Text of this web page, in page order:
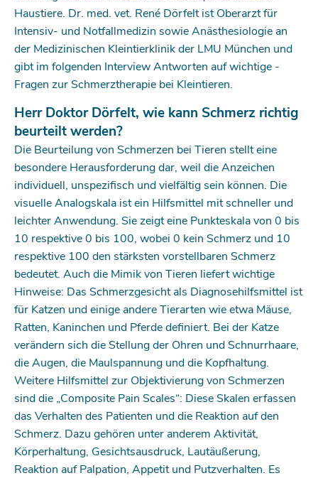
Haustiere. Dr. med. vet. René Dörfelt ist Oberarzt für
Intensiv- und Notfallmedizin sowie Anästhesiologie an
der Medizinischen Kleintierklinik der LMU München und
gibt im folgenden Interview Antworten auf wichtige ­
Fragen zur Schmerztherapie bei Kleintieren.
Herr Doktor Dörfelt, wie kann Schmerz richtig
beurteilt werden?
Die Beurteilung von Schmerzen bei Tieren stellt eine
besondere Herausforderung dar, weil die Anzeichen
individuell, unspezifisch und vielfältig sein können. Die
visuelle Analogskala ist ein Hilfsmittel mit schneller und
leichter Anwendung. Sie zeigt eine Punkteskala von 0 bis
10 respektive 0 bis 100, wobei 0 kein Schmerz und 10
respek­tive 100 den stärksten vorstellbaren Schmerz
bedeutet. Auch die Mimik von Tieren liefert wichtige
Hinweise: Das Schmerzgesicht als Diagnosehilfsmittel ist
für Katzen und einige andere Tierarten wie etwa Mäuse,
Ratten, Kaninchen und Pferde definiert. Bei der Katze
verändern sich die Stellung der Ohren und Schnurrhaare,
die Augen, die Maulspannung und die Kopfhaltung.
Weitere Hilfsmittel zur Objektivierung von Schmerzen
sind die „Composite Pain Scales“: Diese Skalen erfassen
das Verhalten des Patienten und die Reaktion auf den
Schmerz. Dazu gehören unter anderem Aktivität,
Körperhaltung, Gesichtsausdruck, Lautäußerung,
Reaktion auf Palpation, Appetit und Putzverhalten. Es